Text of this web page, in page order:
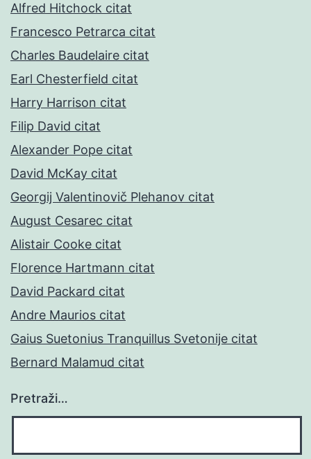
Alfred Hitchock citat
Francesco Petrarca citat
Charles Baudelaire citat
Earl Chesterfield citat
Harry Harrison citat
Filip David citat
Alexander Pope citat
David McKay citat
Georgij Valentinovič Plehanov citat
August Cesarec citat
Alistair Cooke citat
Florence Hartmann citat
David Packard citat
Andre Maurios citat
Gaius Suetonius Tranquillus Svetonije citat
Bernard Malamud citat
Pretraži…